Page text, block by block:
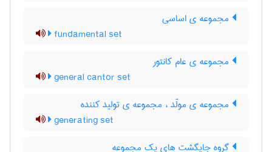
مجموعه ی اساسی
fundamental set
مجموعه ی عام کانتور
general cantor set
مجموعه ی مولّد ، مجموعه ی تولید کننده
generating set
گروه جایگشت های یک مجموعه